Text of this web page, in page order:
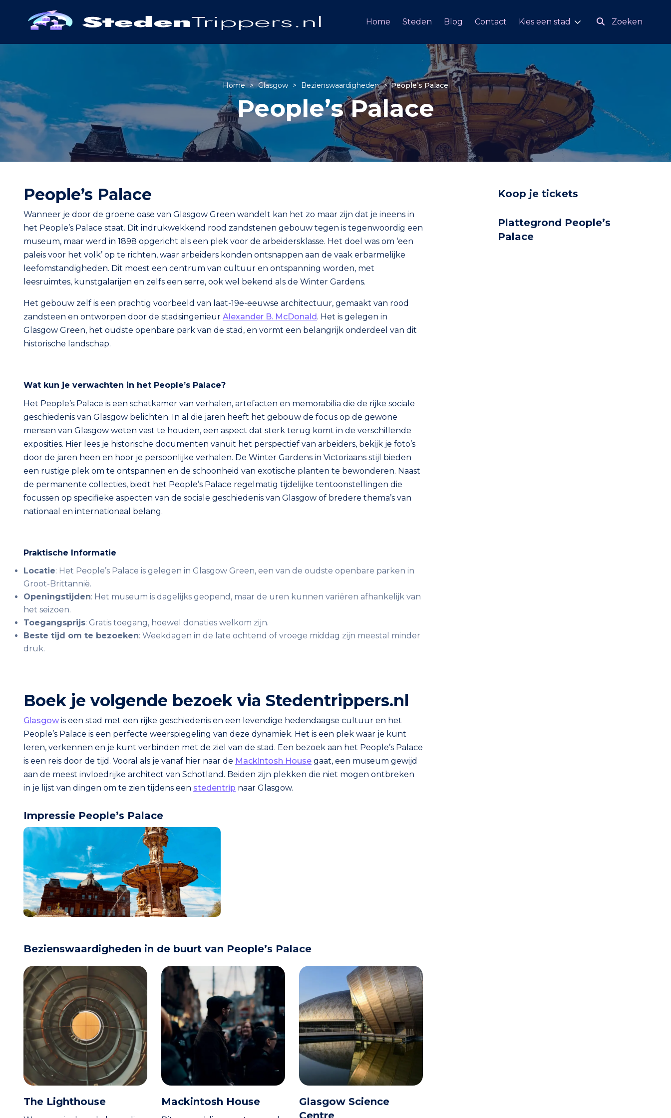
Home Steden Blog Contact Kies een stad Zoeken
Home > Glasgow > Bezienswaardigheden >People’s Palace
People’s Palace
People’s Palace
Wanneer je door de groene oase van Glasgow Green wandelt kan het zo maar zijn dat je ineens in
het People’s Palace staat. Dit indrukwekkend rood zandstenen gebouw tegen is tegenwoordig een
museum, maar werd in 1898 opgericht als een plek voor de arbeidersklasse. Het doel was om ‘een
paleis voor het volk’ op te richten, waar arbeiders konden ontsnappen aan de vaak erbarmelijke
leefomstandigheden. Dit moest een centrum van cultuur en ontspanning worden, met
leesruimtes, kunstgalarijen en zelfs een serre, ook wel bekend als de Winter Gardens.
Het gebouw zelf is een prachtig voorbeeld van laat-19e-eeuwse architectuur, gemaakt van rood
zandsteen en ontworpen door de stadsingenieur Alexander B. McDonald. Het is gelegen in
Glasgow Green, het oudste openbare park van de stad, en vormt een belangrijk onderdeel van dit
historische landschap.
Wat kun je verwachten in het People’s Palace?
Het People’s Palace is een schatkamer van verhalen, artefacten en memorabilia die de rijke sociale
geschiedenis van Glasgow belichten. In al die jaren heeft het gebouw de focus op de gewone
mensen van Glasgow weten vast te houden, een aspect dat sterk terug komt in de verschillende
exposities. Hier lees je historische documenten vanuit het perspectief van arbeiders, bekijk je foto’s
door de jaren heen en hoor je persoonlijke verhalen. De Winter Gardens in Victoriaans stijl bieden
een rustige plek om te ontspannen en de schoonheid van exotische planten te bewonderen. Naast
de permanente collecties, biedt het People’s Palace regelmatig tijdelijke tentoonstellingen die
focussen op specifieke aspecten van de sociale geschiedenis van Glasgow of bredere thema’s van
nationaal en internationaal belang.
Praktische Informatie
Locatie: Het People’s Palace is gelegen in Glasgow Green, een van de oudste openbare parken in
Groot-Brittannië.
Openingstijden: Het museum is dagelijks geopend, maar de uren kunnen variëren afhankelijk van
het seizoen.
Toegangsprijs: Gratis toegang, hoewel donaties welkom zijn.
Beste tijd om te bezoeken: Weekdagen in de late ochtend of vroege middag zijn meestal minder
druk.
Boek je volgende bezoek via Stedentrippers.nl
Glasgow is een stad met een rijke geschiedenis en een levendige hedendaagse cultuur en het
People’s Palace is een perfecte weerspiegeling van deze dynamiek. Het is een plek waar je kunt
leren, verkennen en je kunt verbinden met de ziel van de stad. Een bezoek aan het People’s Palace
is een reis door de tijd. Vooral als je vanaf hier naar de Mackintosh House gaat, een museum gewijd
aan de meest invloedrijke architect van Schotland. Beiden zijn plekken die niet mogen ontbreken
in je lijst van dingen om te zien tijdens een stedentrip naar Glasgow.
Impressie People’s Palace
Bezienswaardigheden in de buurt van People’s Palace
The Lighthouse Mackintosh House
Glasgow Science
Centre
Koop je tickets
Plattegrond People’s
Palace